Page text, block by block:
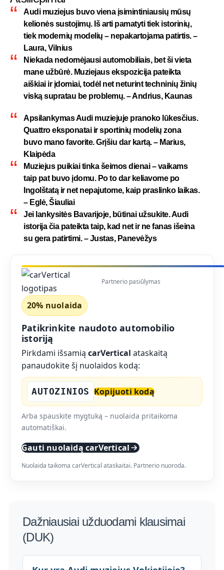
Audi muziejus buvo viena įsimintiniausių mūsų
kelionės sustojimų. Iš arti pamatyti tiek istorinių,
tiek modernių modelių – nepakartojama patirtis. –
Laura, Vilnius
Niekada nedomėjausi automobiliais, bet ši vieta
mane užbūrė. Muziejaus ekspozicija pateikta
aiškiai ir įdomiai, todėl net neturint techninių žinių
viską supratau be problemų. – Andrius, Kaunas
Apsilankymas Audi muziejuje pranoko lūkesčius.
Quattro eksponatai ir sportinių modelių zona
buvo mano favorite. Grįšiu dar kartą. – Marius,
Klaipėda
Muziejus puikiai tinka šeimos dienai – vaikams
taip pat buvo įdomu. Po to dar keliavome po
Ingolštatą ir net nepajutome, kaip praslinko laikas.
– Eglė, Šiauliai
Jei lankysitės Bavarijoje, būtinai užsukite. Audi
istorija čia pateikta taip, kad net ir ne fanas išeina
su gera patirtimi. – Justas, Panevėžys
Partnerio pasiūlymas
20% nuolaida
Patikrinkite naudoto automobilio
istoriją
Pirkdami išsamią carVertical ataskaitą
panaudokite šį nuolaidos kodą:
AUTOZINIOS Kopijuoti kodą
Arba spauskite mygtuką – nuolaida pritaikoma
automatiškai.
Gauti nuolaidą carVertical
Nuolaida taikoma carVertical ataskaitai. Partnerio nuoroda.
Dažniausiai užduodami klausimai
(DUK)